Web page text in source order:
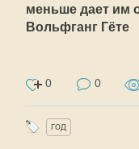
меньше дает им
Вольфганг Гёте
0 0
год